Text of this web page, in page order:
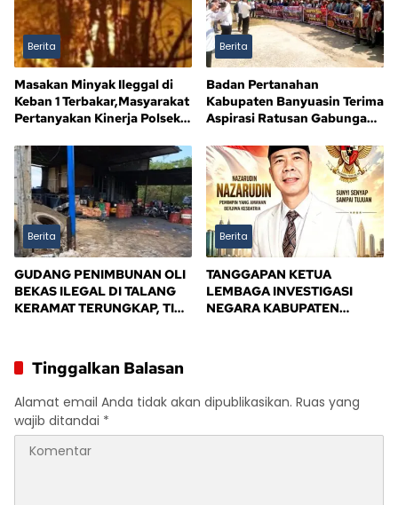
Berita
Masakan Minyak Ileggal di
Keban 1 Terbakar,Masyarakat
Pertanyakan Kinerja Polsek
Berita
Badan Pertanahan
Kabupaten Banyuasin Terima
Aspirasi Ratusan Gabungan
Persatuan Masyarakat Rimba
Asam
Berita
GUDANG PENIMBUNAN OLI
BEKAS ILEGAL DI TALANG
KERAMAT TERUNGKAP, TIM
TEGAS PEMERINTAH
BANYUASIN
Berita
TANGGAPAN KETUA
LEMBAGA INVESTIGASI
NEGARA KABUPATEN
Tinggalkan Balasan
Alamat email Anda tidak akan dipublikasikan. Ruas yang
wajib ditandai *